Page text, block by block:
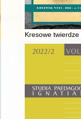
Kresowe twierdze